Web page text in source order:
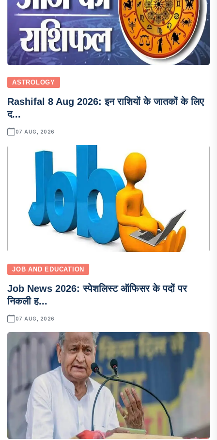
ASTROLOGY
Rashifal 8 Aug 2026: इन राशियों के जातकों के लिए
द...
07 AUG, 2026
JOB AND EDUCATION
Job News 2026: स्पेशलिस्ट ऑफिसर के पदों पर
निकली ह...
07 AUG, 2026